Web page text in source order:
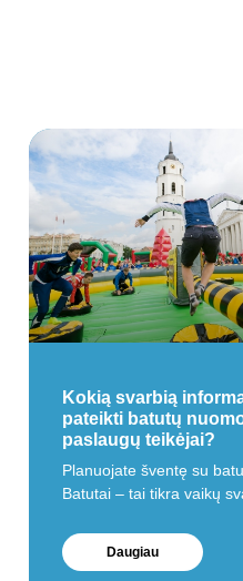
Kokią svarbią
pateikti batutų
paslaugų teikėjai?
Planuojate šventę su
Batutai – tai tikra vaikų
Daugiau